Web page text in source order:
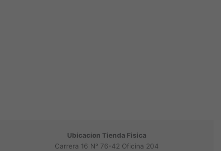
Ubicacion Tienda Fisica
Carrera 16 N° 76-42 Oficina 204